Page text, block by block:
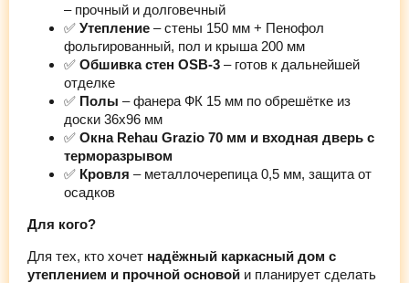
– прочный и долговечный
✅ Утепление – стены 150 мм + Пенофол
фольгированный, пол и крыша 200 мм
✅ Обшивка стен OSB-3 – готов к дальнейшей
отделке
✅ Полы – фанера ФК 15 мм по обрешётке из
доски 36х96 мм
✅ Окна Rehau Grazio 70 мм и входная дверь с
терморазрывом
✅ Кровля – металлочерепица 0,5 мм, защита от
осадков
Для кого?
Для тех, кто хочет надёжный каркасный дом с
утеплением и прочной основой и планирует сделать